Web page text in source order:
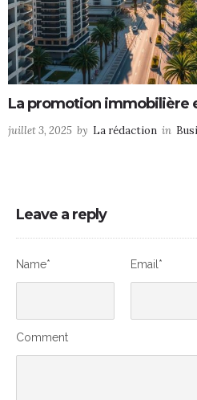
La promotion immobilière
juillet 3, 2025 by La rédaction in
Leave a reply
Name* Email*
Comment